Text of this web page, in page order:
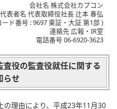
会社名 株式会社カプコン
代表者名 代表取締役社長 辻本 春弘
ード番号 : 9697 東証・大証 第1部 )
連絡先 広報・IR室
電話番号 06-6920-3623
役の監査役就任に関する
らせ
の理由により、平成23年11月30